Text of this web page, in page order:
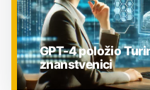
GPT-4 položio
znanstvenici